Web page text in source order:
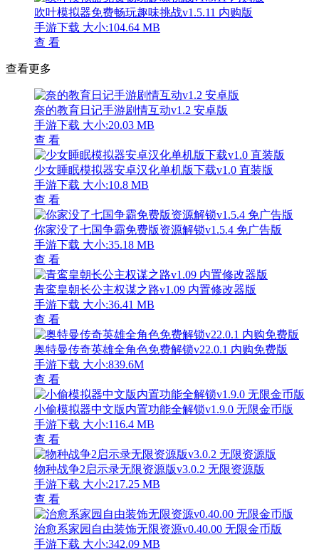
吹叶模拟器免费畅玩趣味挑战v1.5.11 内购版
手游下载 大小:104.64 MB
查 看
查看更多
奈的教育日记手游剧情互动v1.2 安卓版
手游下载 大小:20.03 MB
查 看
少女睡眠模拟器安卓汉化单机版下载v1.0 直装版
手游下载 大小:10.8 MB
查 看
你家没了七国争霸免费版资源解锁v1.5.4 免广告版
手游下载 大小:35.18 MB
查 看
青鸾皇朝长公主权谋之路v1.09 内置修改器版
手游下载 大小:36.41 MB
查 看
奥特曼传奇英雄全角色免费解锁v22.0.1 内购免费版
手游下载 大小:839.6M
查 看
小偷模拟器中文版内置功能全解锁v1.9.0 无限金币版
手游下载 大小:116.4 MB
查 看
物种战争2启示录无限资源版v3.0.2 无限资源版
手游下载 大小:217.25 MB
查 看
治愈系家园自由装饰无限资源v0.40.00 无限金币版
手游下载 大小:342.09 MB